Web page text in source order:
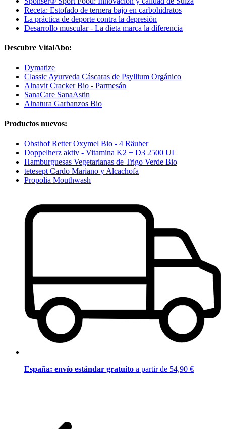
Receta: Estofado de ternera bajo en carbohidratos
La práctica de deporte contra la depresión
Desarrollo muscular - La dieta marca la diferencia
Descubre VitalAbo:
Dymatize
Classic Ayurveda Cáscaras de Psyllium Orgánico
Alnavit Cracker Bio - Parmesán
SanaCare SanaAstin
Alnatura Garbanzos Bio
Productos nuevos:
Obsthof Retter Oxymel Bio - 4 Räuber
Doppelherz aktiv - Vitamina K2 + D3 2500 UI
Hamburguesas Vegetarianas de Trigo Verde Bio
tetesept Cardo Mariano y Alcachofa
Propolia Mouthwash
España: envío estándar gratuito a partir de 54,90 €